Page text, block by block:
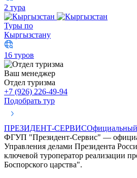
2 тура
Туры по
Кыргызстану
16 туров
Ваш менеджер
Отдел туризма
+7 (926) 226-49-94
Подобрать тур
ПРЕЗИДЕНТ-СЕРВИС
ФГУП "Президент-Сервис" —
Управления делами Президента
ключевой туроператор реализации
Боспорского царства".